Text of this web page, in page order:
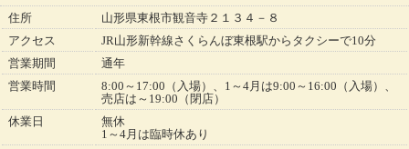
住所
山形県東根市観音寺２１３４－８
アクセス
JR山形新幹線さくらんぼ東根駅からタクシーで10分
営業期間
通年
営業時間
8:00～17:00（入場）、1～4月は9:00～16:00（入場）、
売店は～19:00（閉店）
休業日
無休
1～4月は臨時休あり